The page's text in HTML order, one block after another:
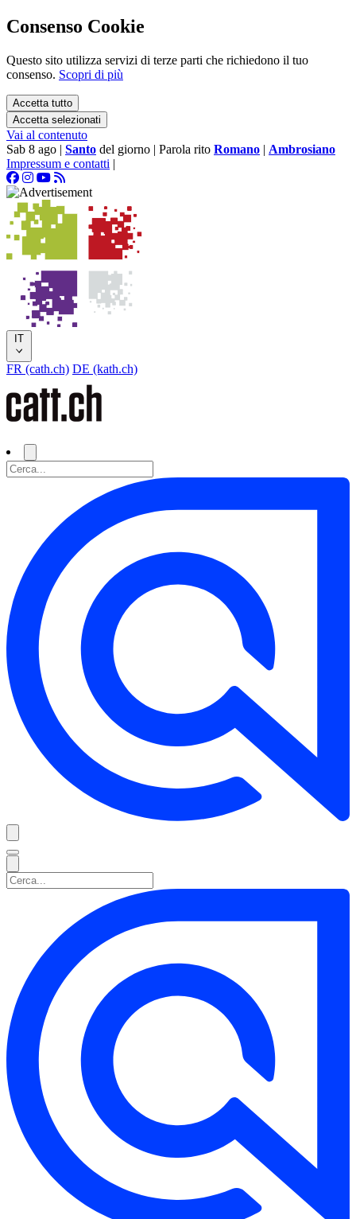
Consenso Cookie
Questo sito utilizza servizi di terze parti che richiedono il tuo
consenso. Scopri di più
Accetta tutto
Accetta selezionati
Vai al contenuto
Sab 8 ago | Santo del giorno | Parola rito Romano | Ambrosiano
Impressum e contatti |
IT
FR (cath.ch) DE (kath.ch)